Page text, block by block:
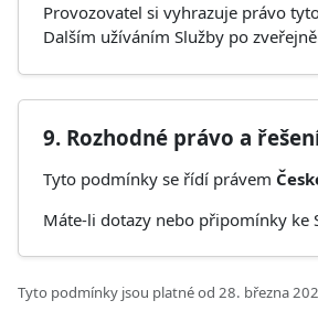
Provozovatel si vyhrazuje právo
Dalším užíváním Služby po
9. Rozhodné právo a
Tyto podmínky se řídí právem
Máte-li dotazy nebo připomínky ke
Tyto podmínky jsou platné od 28. března